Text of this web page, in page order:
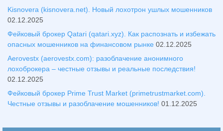
Kisnovera (kisnovera.net). Новый лохотрон ушлых мошенников
02.12.2025
Фейковый брокер Qatari (qatari.xyz). Как распознать и избежать
опасных мошенников на финансовом рынке 02.12.2025
Aerovestx (aerovestx.com): разоблачение анонимного
лохоброкера – честные отзывы и реальные последствия!
02.12.2025
Фейковый брокер Prime Trust Market (primetrustmarket.com).
Честные отзывы и разоблачение мошенников! 01.12.2025